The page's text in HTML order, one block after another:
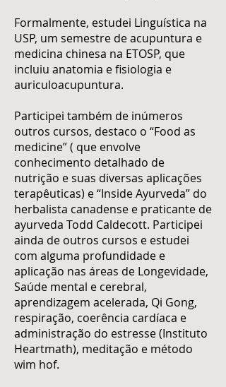
​Formalmente, estudei Linguística na
USP, um semestre de acupuntura e
medicina chinesa na ETOSP, que
incluiu anatomia e fisiologia e
auriculoacupuntura.
Participei também de inúmeros
outros cursos, destaco o “Food as
medicine” ( que envolve
conhecimento detalhado de
nutrição e suas diversas aplicações
terapêuticas) e “Inside Ayurveda” do
herbalista canadense e praticante de
ayurveda Todd Caldecott. Participei
ainda de outros cursos e estudei
com alguma profundidade e
aplicação nas áreas de Longevidade,
Saúde mental e cerebral,
aprendizagem acelerada, Qi Gong,
respiração, coerência cardíaca e
administração do estresse (Instituto
Heartmath), meditação e método
wim hof.